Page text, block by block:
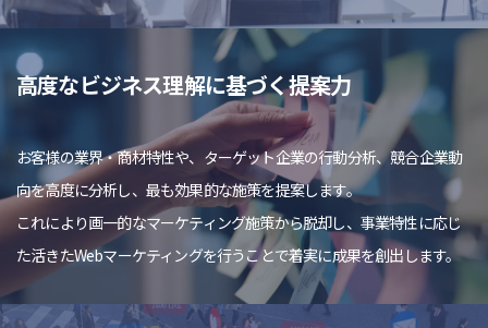
高度なビジネス理解に基づく提案力
お客様の業界・商材特性や、ターゲット企業の行動分析、競合企業動
向を高度に分析し、最も効果的な施策を提案します。
これにより画一的なマーケティング施策から脱却し、事業特性に応じ
た活きたWebマーケティングを行うことで着実に成果を創出します。